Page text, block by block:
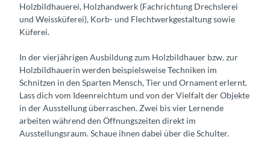
Holzbildhauerei, Holzhandwerk (Fachrichtung Drechslerei
und Weissküferei), Korb- und Flechtwerkgestaltung sowie
Küferei.
In der vierjährigen Ausbildung zum Holzbildhauer bzw. zur
Holzbildhauerin werden beispielsweise Techniken im
Schnitzen in den Sparten Mensch, Tier und Ornament erlernt.
Lass dich vom Ideenreichtum und von der Vielfalt der Objekte
in der Ausstellung überraschen. Zwei bis vier Lernende
arbeiten während den Öffnungszeiten direkt im
Ausstellungsraum. Schaue ihnen dabei über die Schulter.